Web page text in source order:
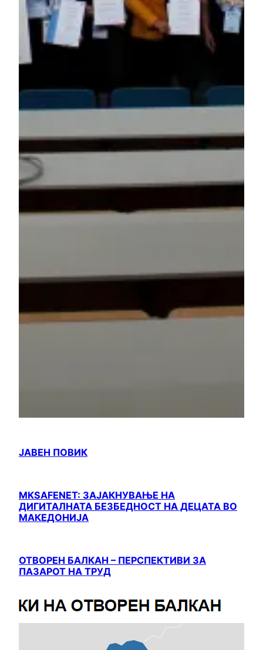
ЈАВЕН ПОВИК
MKSAFENET: ЗАЈАКНУВАЊЕ НА
ДИГИТАЛНАТА БЕЗБЕДНОСТ НА ДЕЦАТА ВО
МАКЕДОНИЈА
ОТВОРЕН БАЛКАН – ПЕРСПЕКТИВИ ЗА
ПАЗАРОТ НА ТРУД